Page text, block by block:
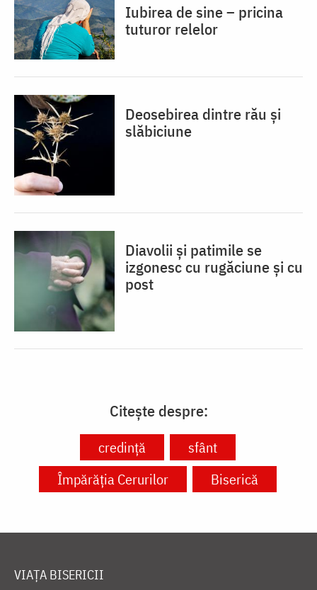
Iubirea de sine – pricina
tuturor relelor
Deosebirea dintre rău și
slăbiciune
Diavolii și patimile se
izgonesc cu rugăciune și cu
post
Citește despre:
credință
sfânt
Împărăția Cerurilor
Biserică
VIAȚA BISERICII